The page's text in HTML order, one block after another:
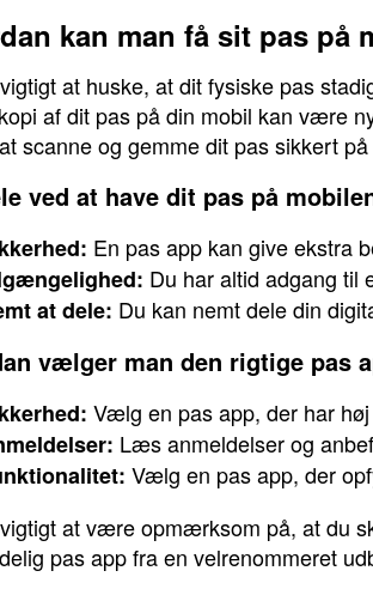
kan man få sit pas på
at huske, at dit fysiske pas
af dit pas på din mobil kan være
scanne og gemme dit pas sikkert
ved at have dit pas på
En pas app kan give ekstra
Du har altid adgang til
at dele: Du kan nemt dele din
vælger man den rigtige pas
Vælg en pas app, der har
Læs anmeldelser og
Vælg en pas app, der
at være opmærksom på, at du
pas app fra en velrenommeret